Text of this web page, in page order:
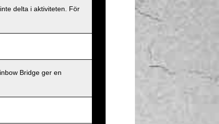
delta i aktiviteten. För
Bridge ger en